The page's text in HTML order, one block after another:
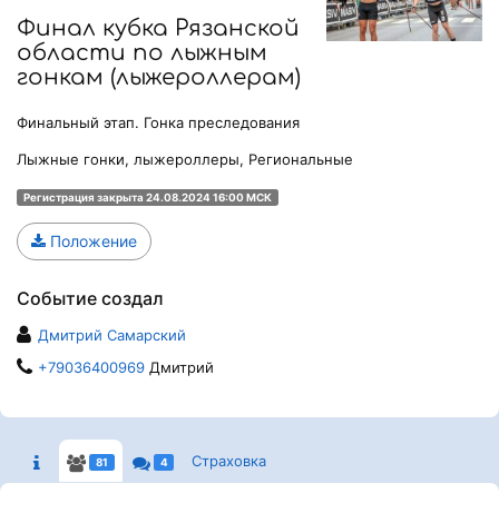
Финал кубка Рязанской
области по лыжным
гонкам (лыжероллерам)
Финальный этап. Гонка преследования
Лыжные гонки, лыжероллеры, Региональные
Регистрация закрыта 24.08.2024 16:00 МСК
Положение
Событие создал
Дмитрий Самарский
+79036400969 Дмитрий
81 4 Страховка